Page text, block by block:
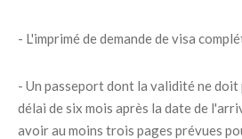
- L'imprimé de demande de visa
- Un passeport dont la validité ne doit
délai de six mois après la date de
avoir au moins trois pages prévues